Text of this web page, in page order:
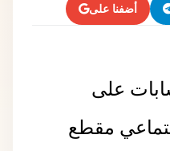
أضفنا على
على
مقطع